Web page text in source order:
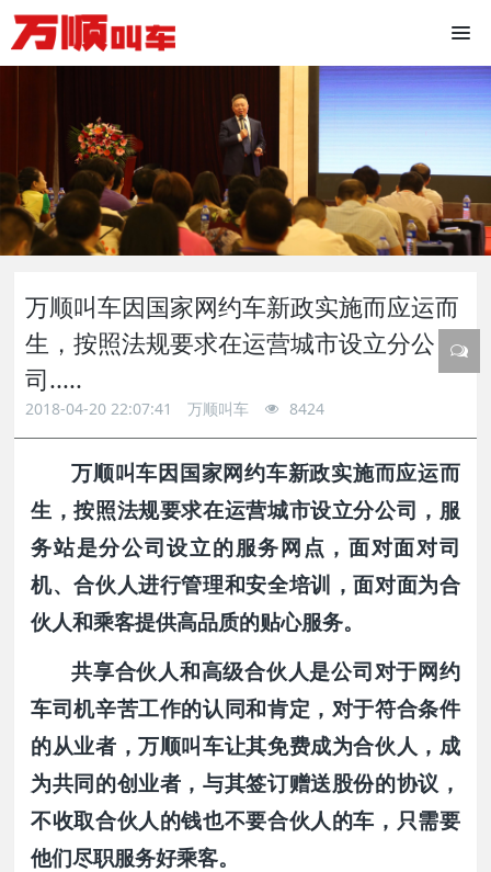
万顺叫车因国家网约车新政实施而应运而
生，按照法规要求在运营城市设立分公
司.....
2018-04-20 22:07:41 万顺叫车 8424
万顺叫车因国家网约车新政实施而应运而
生，按照法规要求在运营城市设立分公司，服
务站是分公司设立的服务网点，面对面对司
机、合伙人进行管理和安全培训，面对面为合
伙人和乘客提供高品质的贴心服务。
共享合伙人和高级合伙人是公司对于网约
车司机辛苦工作的认同和肯定，对于符合条件
的从业者，万顺叫车让其免费成为合伙人，成
为共同的创业者，与其签订赠送股份的协议，
不收取合伙人的钱也不要合伙人的车，只需要
他们尽职服务好乘客。